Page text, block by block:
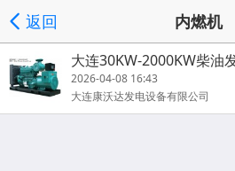
返回 内燃机
大连30KW-2000KW柴油
2026-04-08 16:43
大连康沃达发电设备有限公司